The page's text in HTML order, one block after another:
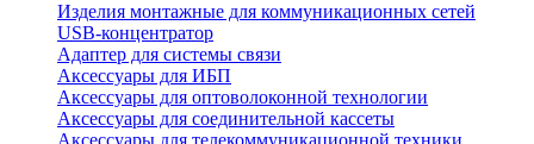
Изделия монтажные для коммуникационных сетей
USB-концентратор
Адаптер для системы связи
Аксессуары для ИБП
Аксессуары для оптоволоконной технологии
Аксессуары для соединительной кассеты
Аксессуары для телекоммуникационной техники